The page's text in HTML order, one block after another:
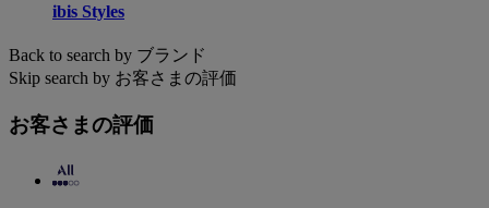
ibis Styles
Back to search by ブランド
Skip search by お客さまの評価
お客さまの評価